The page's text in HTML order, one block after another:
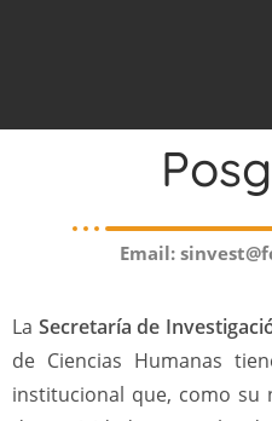
Email:
La Secretaría de
de Ciencias Humanas
institucional que, como su